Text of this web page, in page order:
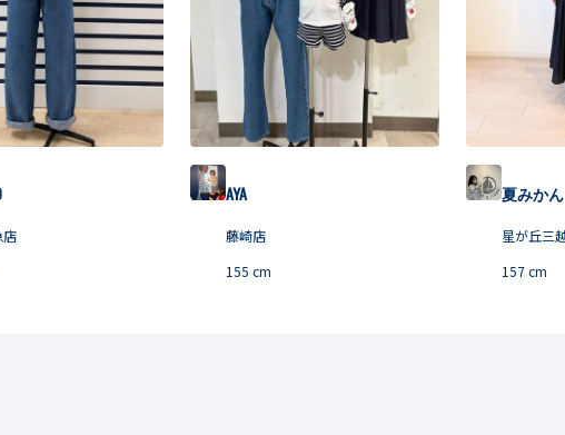
店
AYA
藤崎店
155 cm
夏みかん
星が丘三
157cm